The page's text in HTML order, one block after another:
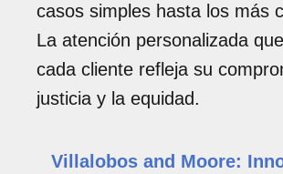
casos simples hasta los más
La atención personalizada
cada cliente refleja su
justicia y la equidad.
Villalobos and Moore: